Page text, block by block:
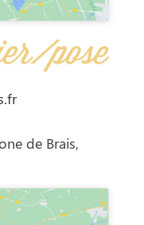
pose
de Brais,